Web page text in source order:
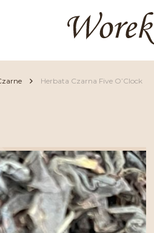
Herbata Czarna Five O’Clock